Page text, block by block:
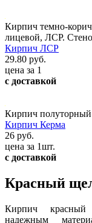
Кирпич темно-
лицевой, ЛСР.
Кирпич ЛСР
29.80 руб.
цена за 1
с доставкой
Кирпич
Кирпич Керма
26 руб.
цена за 1шт.
с доставкой
Красный
Кирпич красный
надежным